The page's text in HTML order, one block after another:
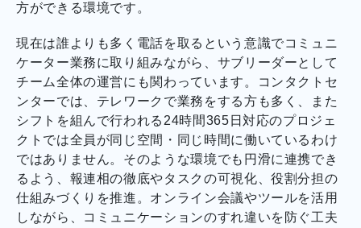
方ができる環境です。
現在は誰よりも多く電話を取るという意識でコミュニ
ケーター業務に取り組みながら、サブリーダーとして
チーム全体の運営にも関わっています。コンタクトセ
ンターでは、テレワークで業務をする方も多く、また
シフトを組んで行われる24時間365日対応のプロジェ
クトでは全員が同じ空間・同じ時間に働いているわけ
ではありません。そのような環境でも円滑に連携でき
るよう、報連相の徹底やタスクの可視化、役割分担の
仕組みづくりを推進。オンライン会議やツールを活用
しながら、コミュニケーションのすれ違いを防ぐ工夫